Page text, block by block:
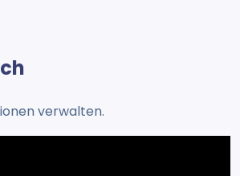
verwalten.